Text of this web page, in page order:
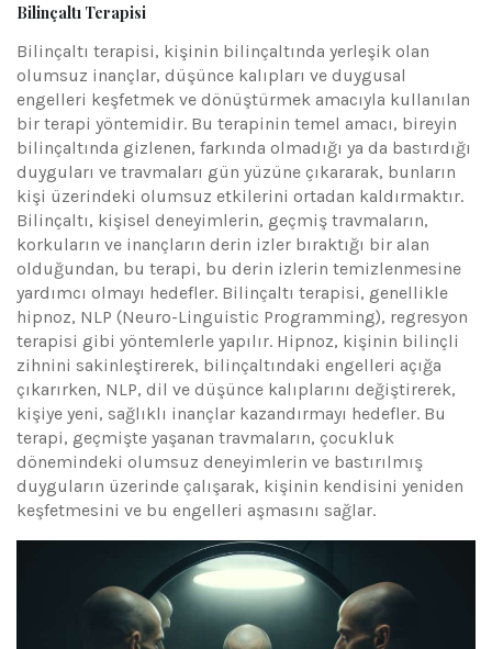
Bilinçaltı Terapisi
Bilinçaltı terapisi, kişinin bilinçaltında yerleşik olan
olumsuz inançlar, düşünce kalıpları ve duygusal
engelleri keşfetmek ve dönüştürmek amacıyla kullanılan
bir terapi yöntemidir. Bu terapinin temel amacı, bireyin
bilinçaltında gizlenen, farkında olmadığı ya da bastırdığı
duyguları ve travmaları gün yüzüne çıkararak, bunların
kişi üzerindeki olumsuz etkilerini ortadan kaldırmaktır.
Bilinçaltı, kişisel deneyimlerin, geçmiş travmaların,
korkuların ve inançların derin izler bıraktığı bir alan
olduğundan, bu terapi, bu derin izlerin temizlenmesine
yardımcı olmayı hedefler. Bilinçaltı terapisi, genellikle
hipnoz, NLP (Neuro-Linguistic Programming), regresyon
terapisi gibi yöntemlerle yapılır. Hipnoz, kişinin bilinçli
zihnini sakinleştirerek, bilinçaltındaki engelleri açığa
çıkarırken, NLP, dil ve düşünce kalıplarını değiştirerek,
kişiye yeni, sağlıklı inançlar kazandırmayı hedefler. Bu
terapi, geçmişte yaşanan travmaların, çocukluk
dönemindeki olumsuz deneyimlerin ve bastırılmış
duyguların üzerinde çalışarak, kişinin kendisini yeniden
keşfetmesini ve bu engelleri aşmasını sağlar.